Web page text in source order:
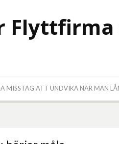
MISSTAG ATT UNDVIKA NÄR MAN